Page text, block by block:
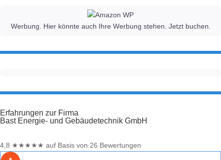
Werbung. Hier könnte auch Ihre Werbung stehen. Jetzt buchen.
Erfahrungen zur Firma
Bast Energie- und Gebäudetechnik GmbH
4,8 ★★★★★ auf Basis von 26 Bewertungen